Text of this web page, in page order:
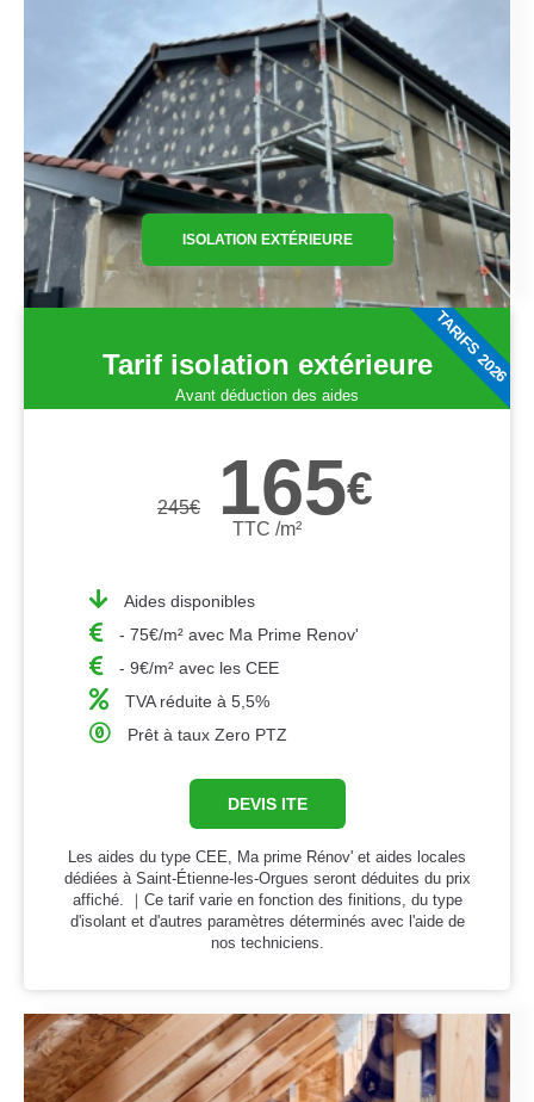
ISOLATION EXTÉRIEURE
Tarif isolation extérieure
Avant déduction des aides
245€ 165€
TTC /m²
Aides disponibles
- 75€/m² avec Ma Prime Renov'
- 9€/m² avec les CEE
TVA réduite à 5,5%
Prêt à taux Zero PTZ
DEVIS ITE
Les aides du type CEE, Ma prime Rénov' et aides locales
dédiées à Saint-Étienne-les-Orgues seront déduites du prix
affiché. ｜Ce tarif varie en fonction des finitions, du type
d'isolant et d'autres paramètres déterminés avec l'aide de
nos techniciens.
TARIFS 2026